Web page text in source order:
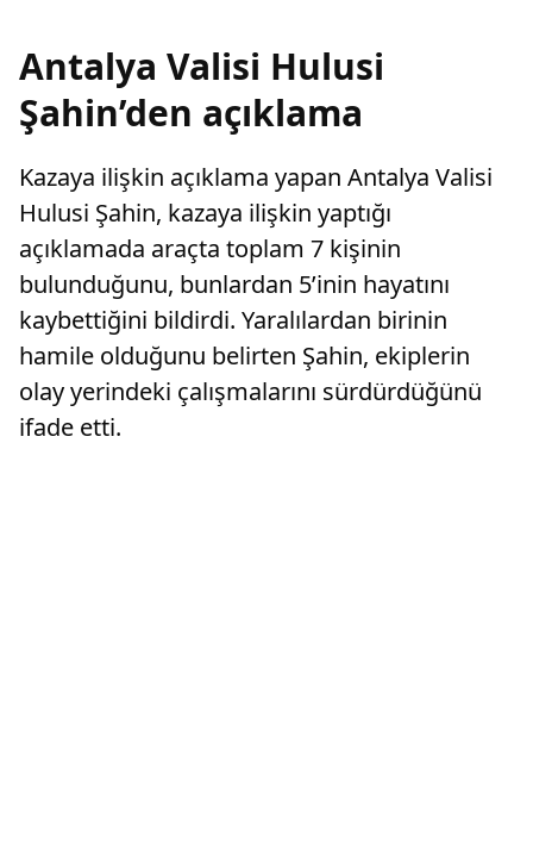
Antalya Valisi Hulusi
Şahin’den açıklama
Kazaya ilişkin açıklama yapan Antalya Valisi
Hulusi Şahin, kazaya ilişkin yaptığı
açıklamada araçta toplam 7 kişinin
bulunduğunu, bunlardan 5’inin hayatını
kaybettiğini bildirdi. Yaralılardan birinin
hamile olduğunu belirten Şahin, ekiplerin
olay yerindeki çalışmalarını sürdürdüğünü
ifade etti.